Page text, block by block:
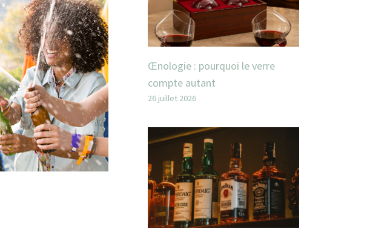
Œnologie : pourquoi le verre
compte autant
26 juillet 2026